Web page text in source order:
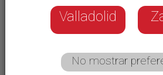
El Ayuntamiento de Zamora ha
paso en la revitalización del
hoy ha dado el primero de los
junta de gobierno el
de una nuevo plan especial del
Valladolid
No mostrar